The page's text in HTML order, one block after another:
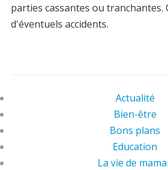
parties cassantes ou tranchantes.
d'éventuels accidents.
Actualité
Bien-être
Bons plans
Education
La vie de